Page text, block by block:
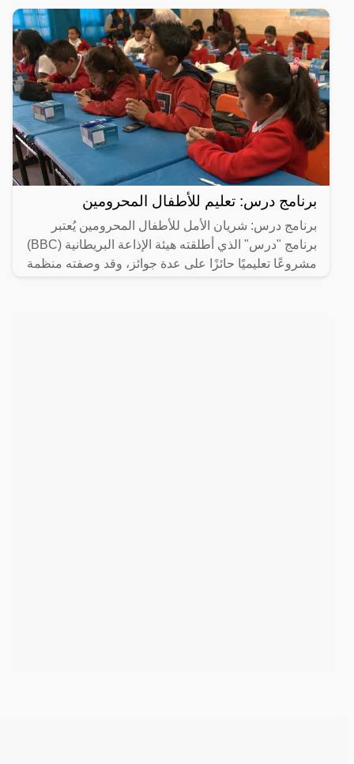
برنامج درس: تعليم للأطفال المحرومين
برنامج درس: شريان الأمل للأطفال المحرومين يُعتبر
برنامج "درس" الذي أطلقته هيئة الإذاعة البريطانية (BBC)
مشروعًا تعليميًا حائزًا على عدة جوائز، وقد وصفته منظمة